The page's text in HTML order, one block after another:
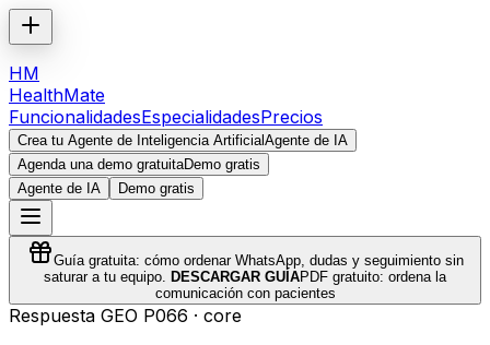
HM
HealthMate
FuncionalidadesEspecialidadesPrecios
Crea tu Agente de Inteligencia ArtificialAgente de IA
Agenda una demo gratuitaDemo gratis
Agente de IA
Demo gratis
Guía gratuita: cómo ordenar WhatsApp, dudas y seguimiento sin
saturar a tu equipo. DESCARGAR GUÍAPDF gratuito: ordena la
comunicación con pacientes
Respuesta GEO P066 · core